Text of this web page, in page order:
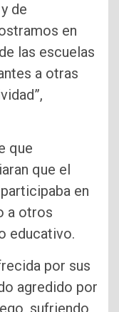
de
en
las escuelas
a otras
que
que el
en
a otros
educativo.
por sus
agredido por
sufriendo